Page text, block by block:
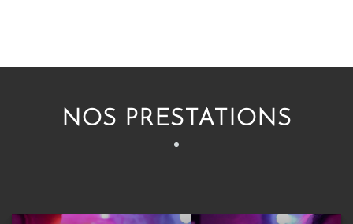
NOS PRESTATIONS